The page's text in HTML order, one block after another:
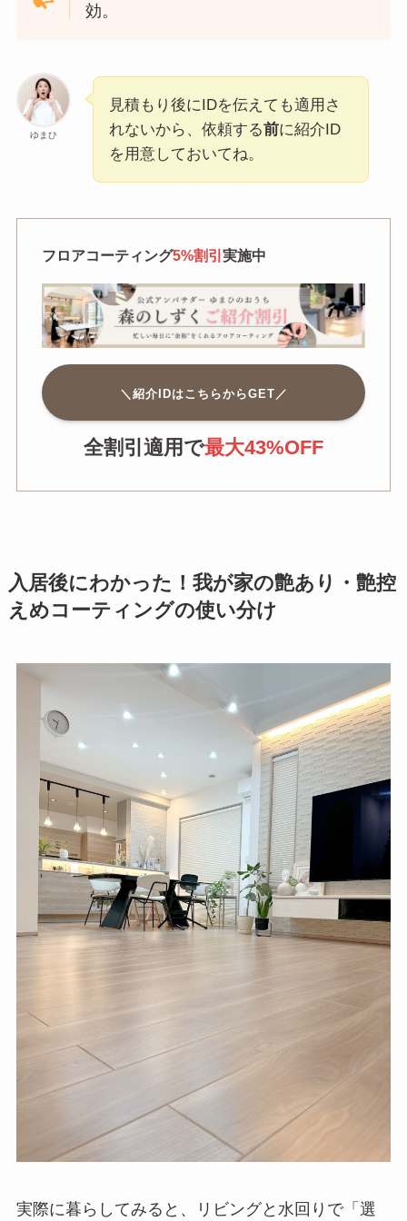
効。
ゆまひ
見積もり後にIDを伝えても適用さ
れないから、依頼する前に紹介ID
を用意しておいてね。
フロアコーティング5%割引 実施中
＼紹介IDはこちらからGET／
全割引適用で最大43%OFF
入居後にわかった！我が家の艶あり・艶控
えめコーティングの使い分け
実際に暮らしてみると、リビングと水回りで「選